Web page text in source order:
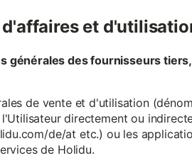
et
générales des fournisseurs
de vente et d'utilisation
directement ou
de/at etc.) ou les
de Holidu.